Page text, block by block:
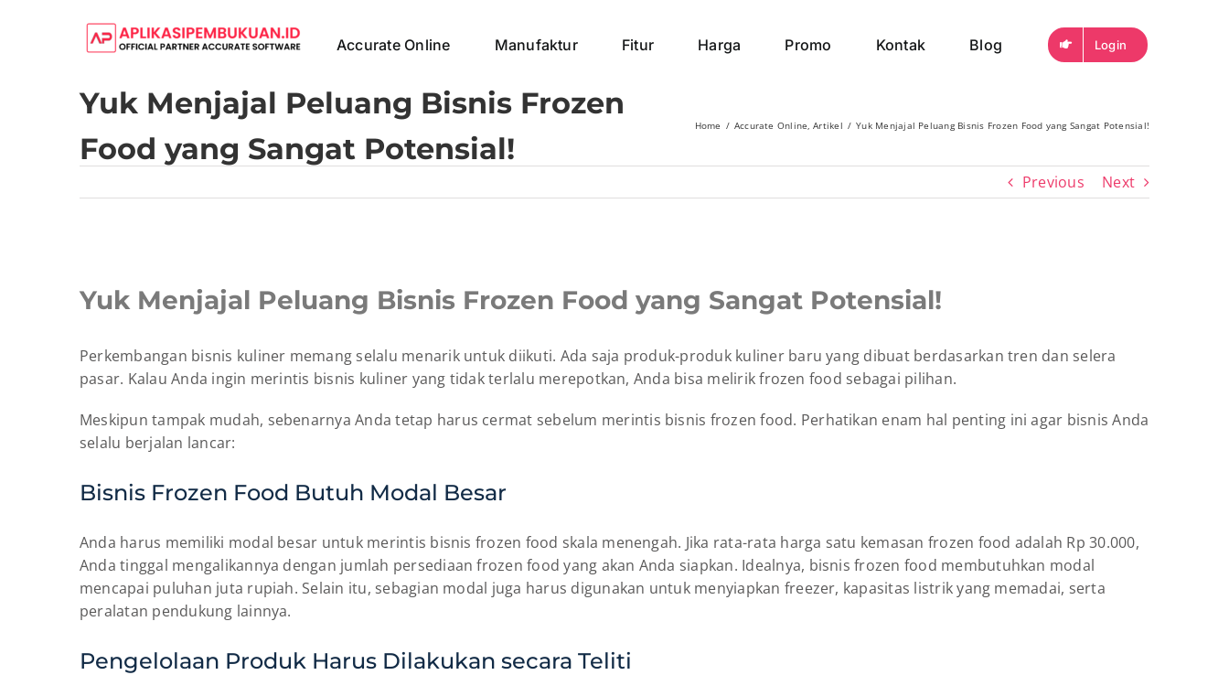
Accurate Online Manufaktur Fitur Harga Promo Kontak Blog Login
Yuk Menjajal Peluang Bisnis Frozen
Food yang Sangat Potensial!
Home Accurate Online Artikel Yuk Menjajal Peluang Bisnis Frozen Food yang Sangat Potensial!
Previous Next
Larger
Image
Yuk Menjajal Peluang Bisnis Frozen Food yang Sangat Potensial!
Perkembangan bisnis kuliner memang selalu menarik untuk diikuti. Ada saja produk-produk kuliner baru yang dibuat berdasarkan tren dan selera
pasar. Kalau Anda ingin merintis bisnis kuliner yang tidak terlalu merepotkan, Anda bisa melirik frozen food sebagai pilihan.
Meskipun tampak mudah, sebenarnya Anda tetap harus cermat sebelum merintis bisnis frozen food. Perhatikan enam hal penting ini agar bisnis Anda
selalu berjalan lancar:
Bisnis Frozen Food Butuh Modal Besar
Anda harus memiliki modal besar untuk merintis bisnis frozen food skala menengah. Jika rata-rata harga satu kemasan frozen food adalah Rp 30.000,
Anda tinggal mengalikannya dengan jumlah persediaan frozen food yang akan Anda siapkan. Idealnya, bisnis frozen food membutuhkan modal
mencapai puluhan juta rupiah. Selain itu, sebagian modal juga harus digunakan untuk menyiapkan freezer, kapasitas listrik yang memadai, serta
peralatan pendukung lainnya.
Pengelolaan Produk Harus Dilakukan secara Teliti